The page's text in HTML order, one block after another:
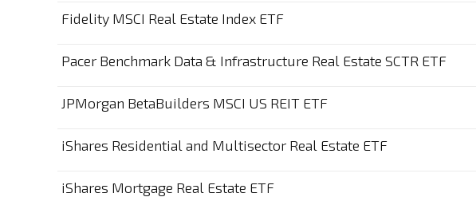
Fidelity MSCI Real Estate Index ETF
Pacer Benchmark Data & Infrastructure Real Estate SCTR ETF
JPMorgan BetaBuilders MSCI US REIT ETF
iShares Residential and Multisector Real Estate ETF
iShares Mortgage Real Estate ETF